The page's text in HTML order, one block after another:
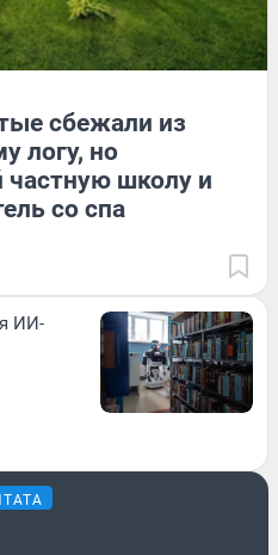
сбежали из
логу, но
частную школу и
со спа
ИИ-